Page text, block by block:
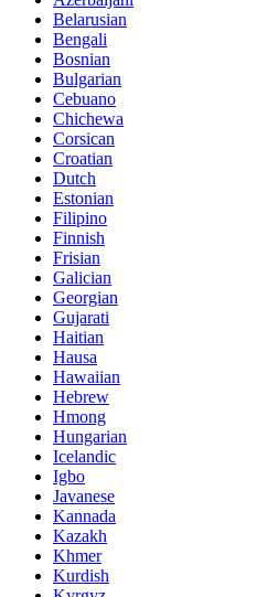
Belarusian
Bengali
Bosnian
Bulgarian
Cebuano
Chichewa
Corsican
Croatian
Dutch
Estonian
Filipino
Finnish
Frisian
Galician
Georgian
Gujarati
Haitian
Hausa
Hawaiian
Hebrew
Hmong
Hungarian
Icelandic
Igbo
Javanese
Kannada
Kazakh
Khmer
Kurdish